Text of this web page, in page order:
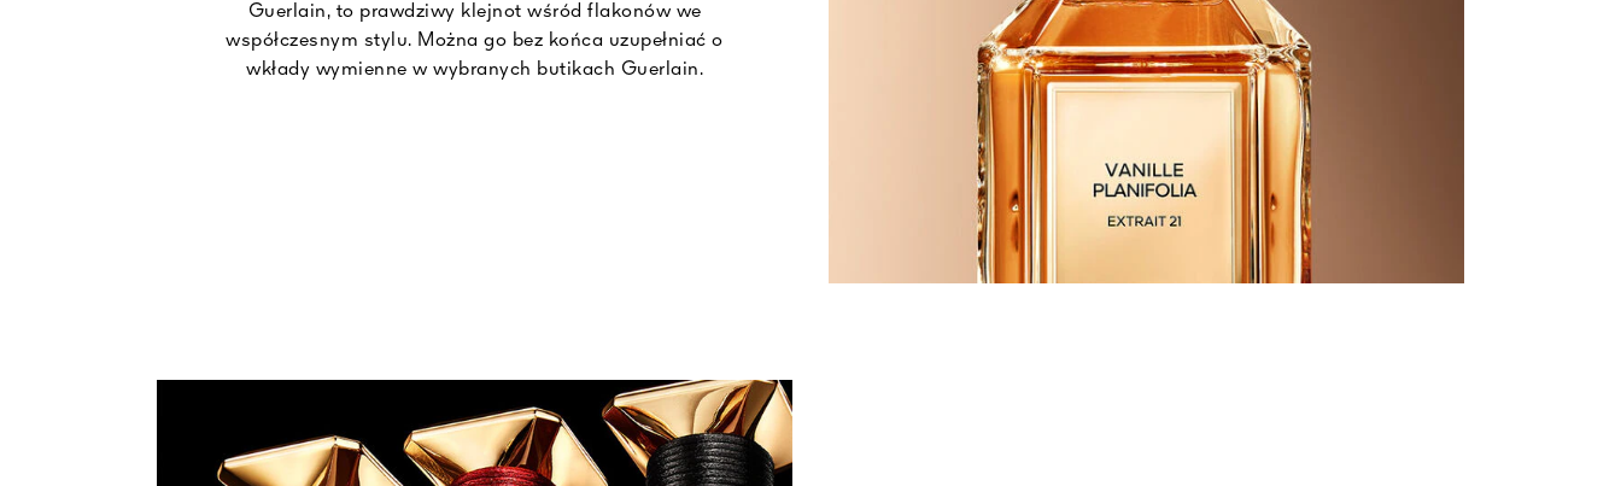
Guerlain, to prawdziwy klejnot wśród flakonów we
współczesnym stylu. Można go bez końca uzupełniać o
wkłady wymienne w wybranych butikach Guerlain.